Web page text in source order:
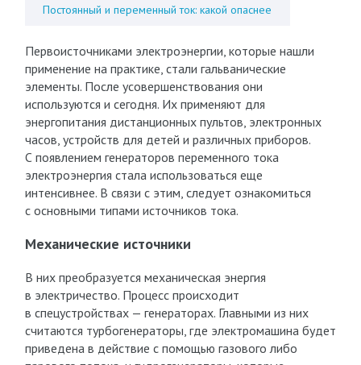
Постоянный и переменный ток: какой опаснее
Первоисточниками электроэнергии, которые нашли
применение на практике, стали гальванические
элементы. После усовершенствования они
используются и сегодня. Их применяют для
энергопитания дистанционных пультов, электронных
часов, устройств для детей и различных приборов.
С появлением генераторов переменного тока
электроэнергия стала использоваться еще
интенсивнее. В связи с этим, следует ознакомиться
с основными типами источников тока.
Механические источники
В них преобразуется механическая энергия
в электричество. Процесс происходит
в спецустройствах — генераторах. Главными из них
считаются турбогенераторы, где электромашина будет
приведена в действие с помощью газового либо